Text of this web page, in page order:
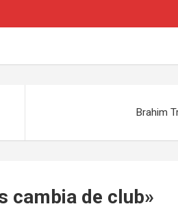
Brahim
cambia de club»